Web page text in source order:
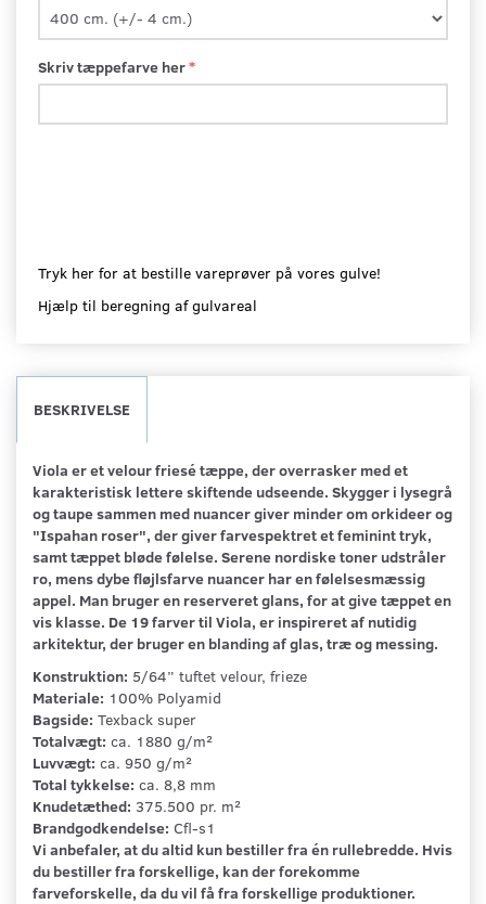
Skriv tæppefarve her
Tryk her for at bestille vareprøver på vores gulve!
Hjælp til beregning af gulvareal
BESKRIVELSE
Viola er et velour friesé tæppe, der overrasker med et
karakteristisk lettere skiftende udseende. Skygger i lysegrå
og taupe sammen med nuancer giver minder om orkideer og
"Ispahan roser", der giver farvespektret et feminint tryk,
samt tæppet bløde følelse. Serene nordiske toner udstråler
ro, mens dybe fløjlsfarve nuancer har en følelsesmæssig
appel. Man bruger en reserveret glans, for at give tæppet en
vis klasse. De 19 farver til Viola, er inspireret af nutidig
arkitektur, der bruger en blanding af glas, træ og messing.
Konstruktion: 5/64” tuftet velour, frieze
Materiale: 100% Polyamid
Bagside: Texback super
Totalvægt: ca. 1880 g/m²
Luvvægt: ca. 950 g/m²
Total tykkelse: ca. 8,8 mm
Knudetæthed: 375.500 pr. m²
Brandgodkendelse: Cfl-s1
Vi anbefaler, at du altid kun bestiller fra én rullebredde. Hvis
du bestiller fra forskellige, kan der forekomme
farveforskelle, da du vil få fra forskellige produktioner.